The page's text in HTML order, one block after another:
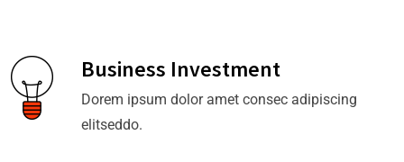
Business Investment
Dorem ipsum dolor amet consec adipiscing
elitseddo.